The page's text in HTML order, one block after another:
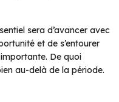
sera d’avancer avec
et de s’entourer
De quoi
au-delà de la période.